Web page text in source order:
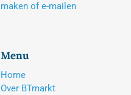
Menu
Home
Over BTmarkt
maken of e-mailen